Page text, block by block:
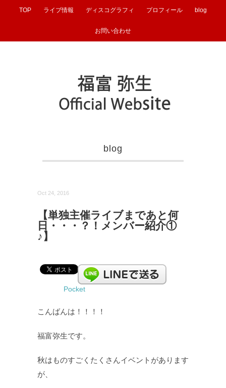
TOP ライブ情報 ディスコグラフィ プロフィール blog
お問い合わせ
blog
Oct 24, 2016
【単独主催ライブまであと何
日・・・？！メンバー紹介①
♪】
Pocket
こんばんは！！！！
福富弥生です。
秋はものすごくたくさんイベントがあります
が、